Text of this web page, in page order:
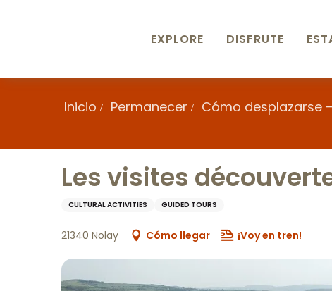
EXPLORE DISFRUTE
Inicio Permanecer Cómo desplazarse
Les visites
CULTURAL ACTIVITIES GUIDED TOURS
21340 Nolay Cómo llegar ¡Voy en tren!